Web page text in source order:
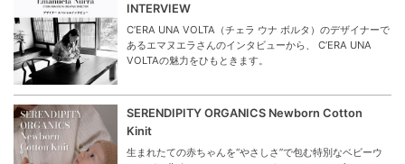
INTERVIEW
C’ERA UNA VOLTA（チェラ ウナ ボルタ）のデザイナーで
あるエマヌエラさんのインタビューから、 C’ERA UNA
VOLTAの魅力をひもときます。
SERENDIPITY ORGANICS Newborn Cotton
Kinit
生まれたての赤ちゃんを“やさしさ”で包む特別なベビーウ